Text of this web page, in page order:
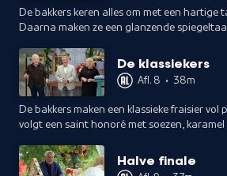
De bakkers keren alles om met een hartige
Daarna maken ze een glanzende
De klassiekers
Afl. 8 • 38m
De bakkers maken een klassieke fraisier vol
volgt een saint honoré met soezen, karamel
Halve finale